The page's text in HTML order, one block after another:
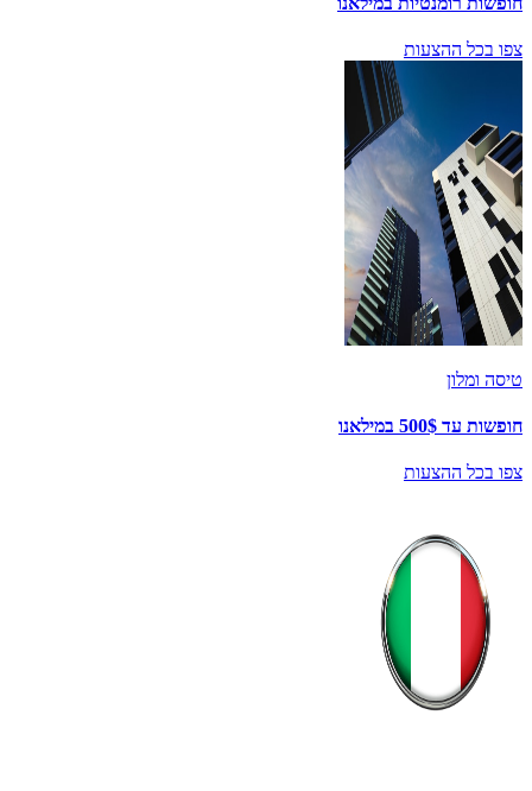
צפו בכל ההצעות
טיסה ומלון
חופשות עד 500$ במילאנו
צפו בכל ההצעות